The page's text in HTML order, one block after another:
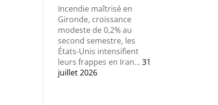
Incendie maîtrisé en
Gironde, croissance
modeste de 0,2% au
second semestre, les
États-Unis intensifient
leurs frappes en Iran…31
juillet 2026